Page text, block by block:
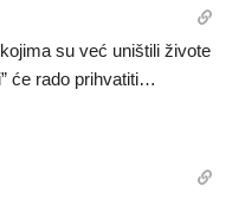
su već uništili živote
će rado prihvatiti…